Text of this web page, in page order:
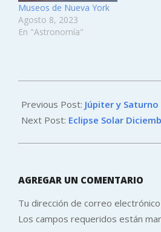
Museos de Nueva York
Agosto 8, 2023
En "Astronomía"
12-
10
Previous Post: Júpiter y Saturno
Next Post: Eclipse Solar
AGREGAR UN COMENTARIO
Tu dirección de correo
Los campos requeridos están